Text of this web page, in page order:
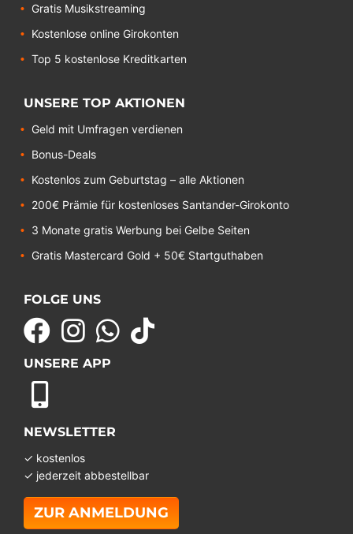
Gratis Musikstreaming
Kostenlose online Girokonten
Top 5 kostenlose Kreditkarten
UNSERE TOP AKTIONEN
Geld mit Umfragen verdienen
Bonus-Deals
Kostenlos zum Geburtstag – alle Aktionen
200€ Prämie für kostenloses Santander-Girokonto
3 Monate gratis Werbung bei Gelbe Seiten
Gratis Mastercard Gold + 50€ Startguthaben
FOLGE UNS
UNSERE APP
NEWSLETTER
✓ kostenlos
✓ jederzeit abbestellbar
ZUR ANMELDUNG